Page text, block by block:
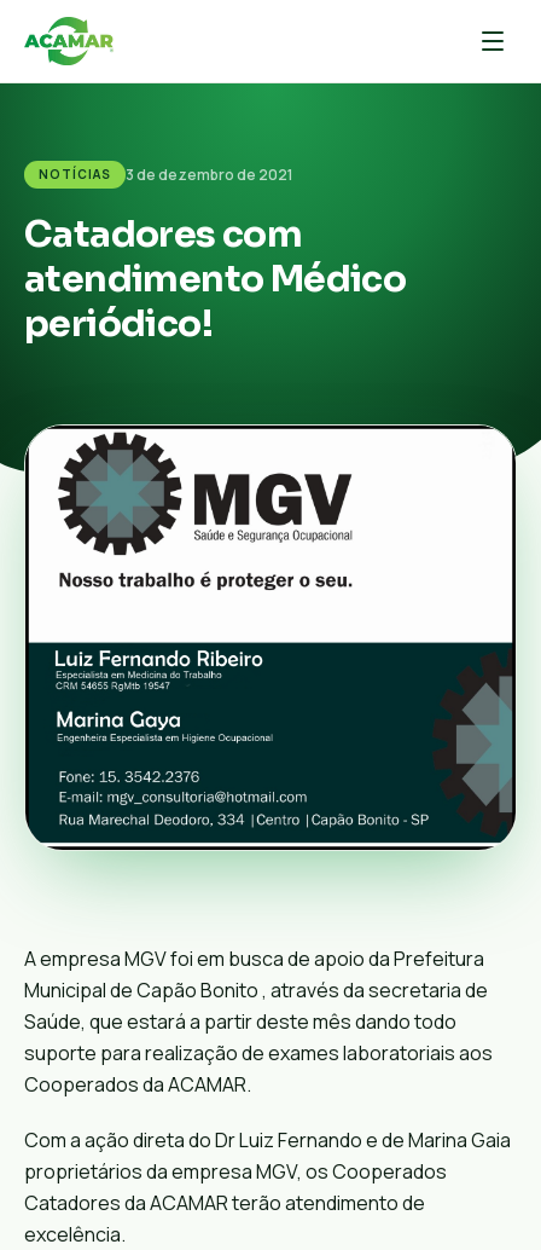
NOTÍCIAS 3 de dezembro de 2021
Catadores com
atendimento Médico
periódico!
A empresa MGV foi em busca de apoio da Prefeitura
Municipal de Capão Bonito , através da secretaria de
Saúde, que estará a partir deste mês dando todo
suporte para realização de exames laboratoriais aos
Cooperados da ACAMAR.
Com a ação direta do Dr Luiz Fernando e de Marina Gaia
proprietários da empresa MGV, os Cooperados
Catadores da ACAMAR terão atendimento de
excelência.